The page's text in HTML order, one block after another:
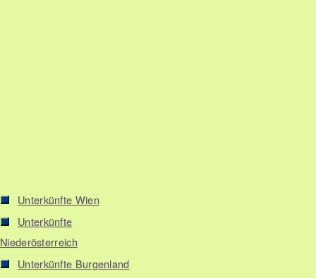
Unterkünfte Wien
Unterkünfte
Niederösterreich
Unterkünfte Burgenland